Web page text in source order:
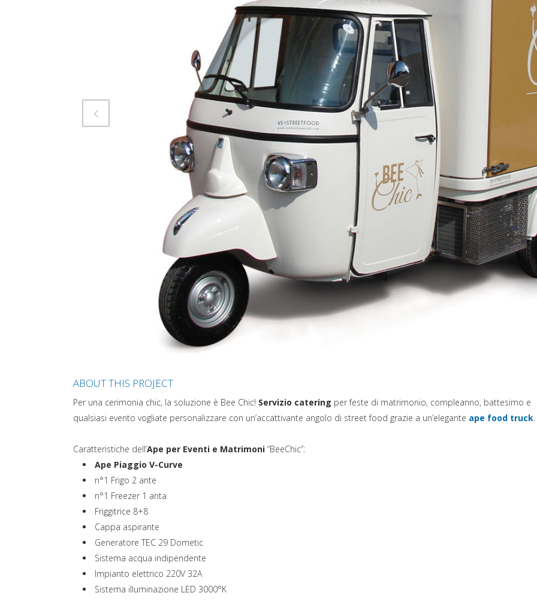
ABOUT THIS PROJECT
Per una cerimonia chic, la soluzione è Bee Chic! Servizio catering per feste di matrimonio, compleanno, battesimo e
qualsiasi evento vogliate personalizzare con un’accattivante angolo di street food grazie a un’elegante ape food truck.
Caratteristiche dell’Ape per Eventi e Matrimoni “BeeChic”:
Ape Piaggio V-Curve
n°1 Frigo 2 ante
n°1 Freezer 1 anta
Friggitrice 8+8
Cappa aspirante
Generatore TEC 29 Dometic
Sistema acqua indipendente
Impianto elettrico 220V 32A
Sistema illuminazione LED 3000°K